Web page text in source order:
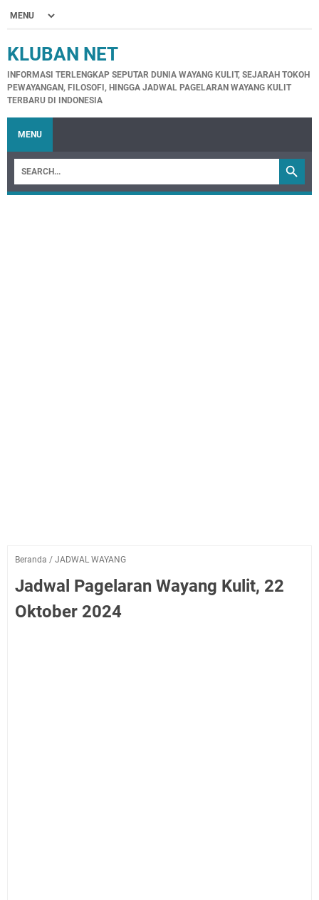
KLUBAN NET
INFORMASI TERLENGKAP SEPUTAR DUNIA WAYANG KULIT, SEJARAH TOKOH
PEWAYANGAN, FILOSOFI, HINGGA JADWAL PAGELARAN WAYANG KULIT
TERBARU DI INDONESIA
MENU
Beranda / JADWAL WAYANG
Jadwal Pagelaran Wayang Kulit, 22
Oktober 2024